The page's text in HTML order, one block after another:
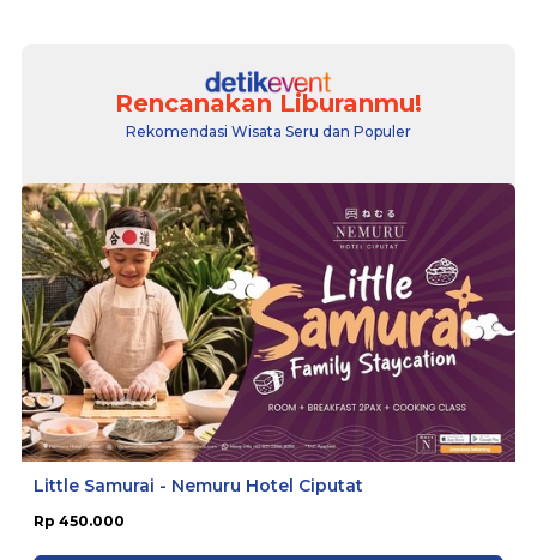
Rencanakan Liburanmu!
Rekomendasi Wisata Seru dan Populer
Little Samurai - Nemuru Hotel Ciputat
Rp 450.000